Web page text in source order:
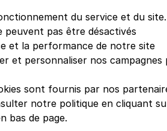
du service et du
peuvent pas être désactivés
et la performance de notre site
et personnaliser nos campagnes
sont fournis par nos
notre politique en cliquant
bas de page.